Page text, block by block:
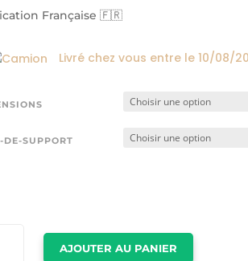
Française 🇫🇷
Livré chez vous entre le10/08/
DE-SUPPORT
AJOUTER AU PANIER